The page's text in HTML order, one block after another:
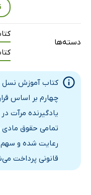
طبقه‌بندی آموزش نسل 4 و طبقه‌بندی مهارت‌هایی جهانی
خلاصه این سند
شکل‌دهی به آینده
چکیده اجرایی
نظام‌های آموزشی
ظرفیت هوش مصنوعی
نمونه‌های نوظهور از
پیشبرد آموزش نسل 4 است
دسته‌ها
چهارم بر اساس
یادگیرنده مرآت
تمامی حقوق مادی
رعایت شده و سهم
قانونی پرداخت